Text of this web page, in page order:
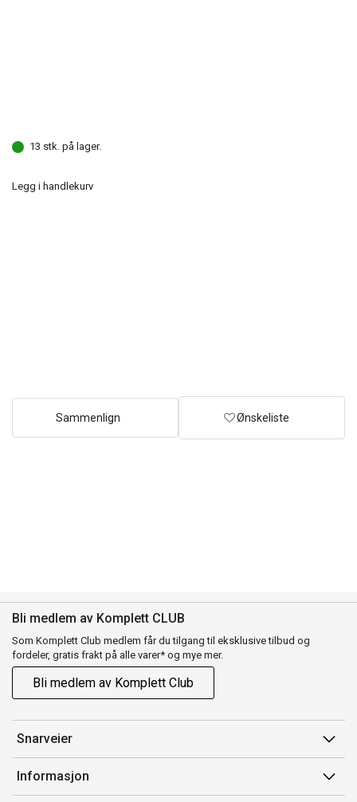
13 stk. på lager.
Legg i handlekurv
Sammenlign Ønskeliste
Bli medlem av Komplett CLUB
Som Komplett Club medlem får du tilgang til eksklusive tilbud og
fordeler, gratis frakt på alle varer* og mye mer.
Bli medlem av Komplett Club
Snarveier
Min side
Ordreoversikt
Informasjon